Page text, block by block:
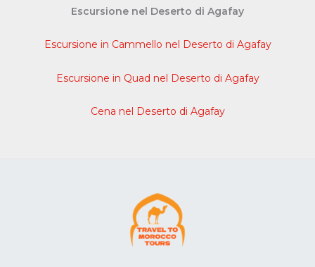
Escursione nel Deserto di Agafay
Escursione in Cammello nel Deserto di Agafay
Escursione in Quad nel Deserto di Agafay
Cena nel Deserto di Agafay